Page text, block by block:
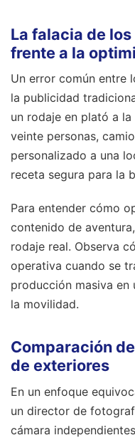
La falacia de
frente a la
Un error común entre
la publicidad
un rodaje en plató a
veinte personas,
personalizado a una
receta segura para la
Para entender cómo
contenido de
rodaje real. Observa
operativa cuando se
producción masiva en
la movilidad.
Comparación
de exteriores
En un enfoque
un director de
cámara